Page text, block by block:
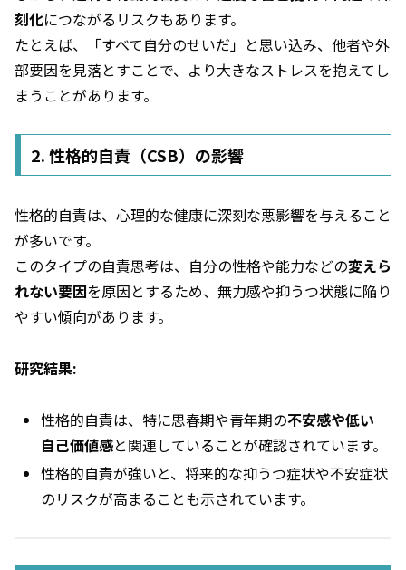
刻化につながるリスクもあります。
たとえば、「すべて自分のせいだ」と思い込み、他者や外
部要因を見落とすことで、より大きなストレスを抱えてし
まうことがあります。
2. 性格的自責（CSB）の影響
性格的自責は、心理的な健康に深刻な悪影響を与えること
が多いです。
このタイプの自責思考は、自分の性格や能力などの変えら
れない要因を原因とするため、無力感や抑うつ状態に陥り
やすい傾向があります。
研究結果:
性格的自責は、特に思春期や青年期の不安感や低い
自己価値感と関連していることが確認されています。
性格的自責が強いと、将来的な抑うつ症状や不安症状
のリスクが高まることも示されています。